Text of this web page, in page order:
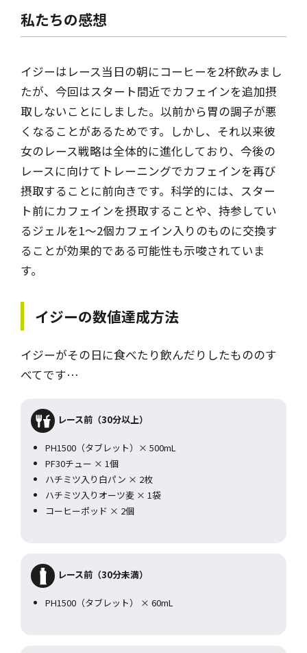
私たちの感想
イジーはレース当日の朝にコーヒーを2杯飲みまし
たが、今回はスタート間近でカフェインを追加摂
取しないことにしました。以前から胃の調子が悪
くなることがあるためです。しかし、それ以来彼
女のレース戦略は全体的に進化しており、今後の
レースに向けてトレーニングでカフェインを再び
摂取することに前向きです。科学的には、スター
ト前にカフェインを摂取することや、持参してい
るジェルを1～2個カフェイン入りのものに交換す
ることが効果的である可能性も示唆されていま
す。
イジーの数値達成方法
イジーがその日に食べたり飲んだりしたもののす
べてです…
レース前（30分以上）
PH1500（タブレット）× 500mL
PF30チュー × 1個
ハチミツ入り白パン × 2枚
ハチミツ入りオーツ麦 × 1袋
コーヒーポッド × 2個
レース前（30分未満）
PH1500（タブレット） × 60mL